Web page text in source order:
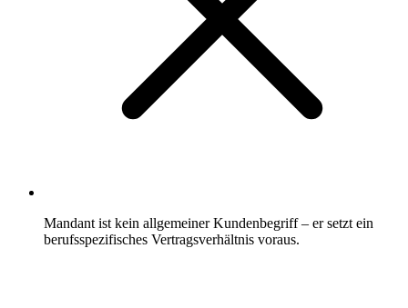
Mandant ist kein allgemeiner Kundenbegriff – er setzt ein
berufsspezifisches Vertragsverhältnis voraus.